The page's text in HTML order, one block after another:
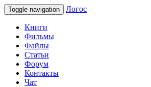
Toggle navigation Логос
Книги
Фильмы
Файлы
Статьи
Форум
Контакты
Чат